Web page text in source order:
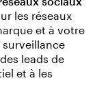
les réseaux
et à votre
leads de
et à les